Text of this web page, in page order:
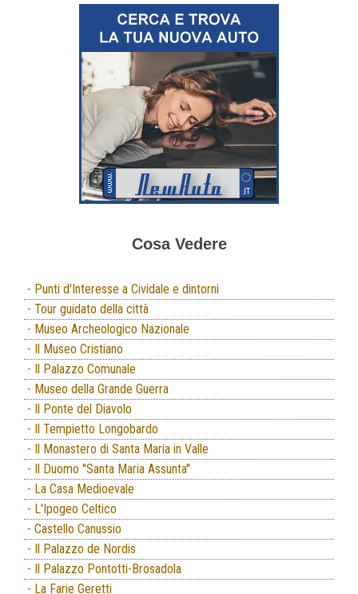
Cosa Vedere
- Punti d'Interesse a Cividale e dintorni
- Tour guidato della città
- Museo Archeologico Nazionale
- Il Museo Cristiano
- Il Palazzo Comunale
- Museo della Grande Guerra
- Il Ponte del Diavolo
- Il Tempietto Longobardo
- Il Monastero di Santa Maria in Valle
- Il Duomo ''Santa Maria Assunta''
- La Casa Medioevale
- L'Ipogeo Celtico
- Castello Canussio
- Il Palazzo de Nordis
- Il Palazzo Pontotti-Brosadola
- La Farie Geretti